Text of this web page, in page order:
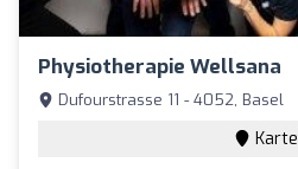
Physiotherapie Wellsana
Dufourstrasse 11 - 4052, Basel
Karte